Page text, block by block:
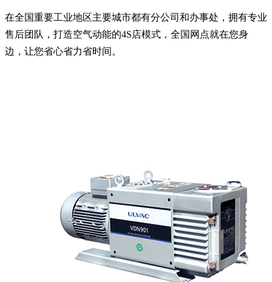
在全国重要工业地区主要城市都有分公司和办事处，拥有专业
售后团队，打造空气动能的4S店模式，全国网点就在您身
边，让您省心省力省时间。